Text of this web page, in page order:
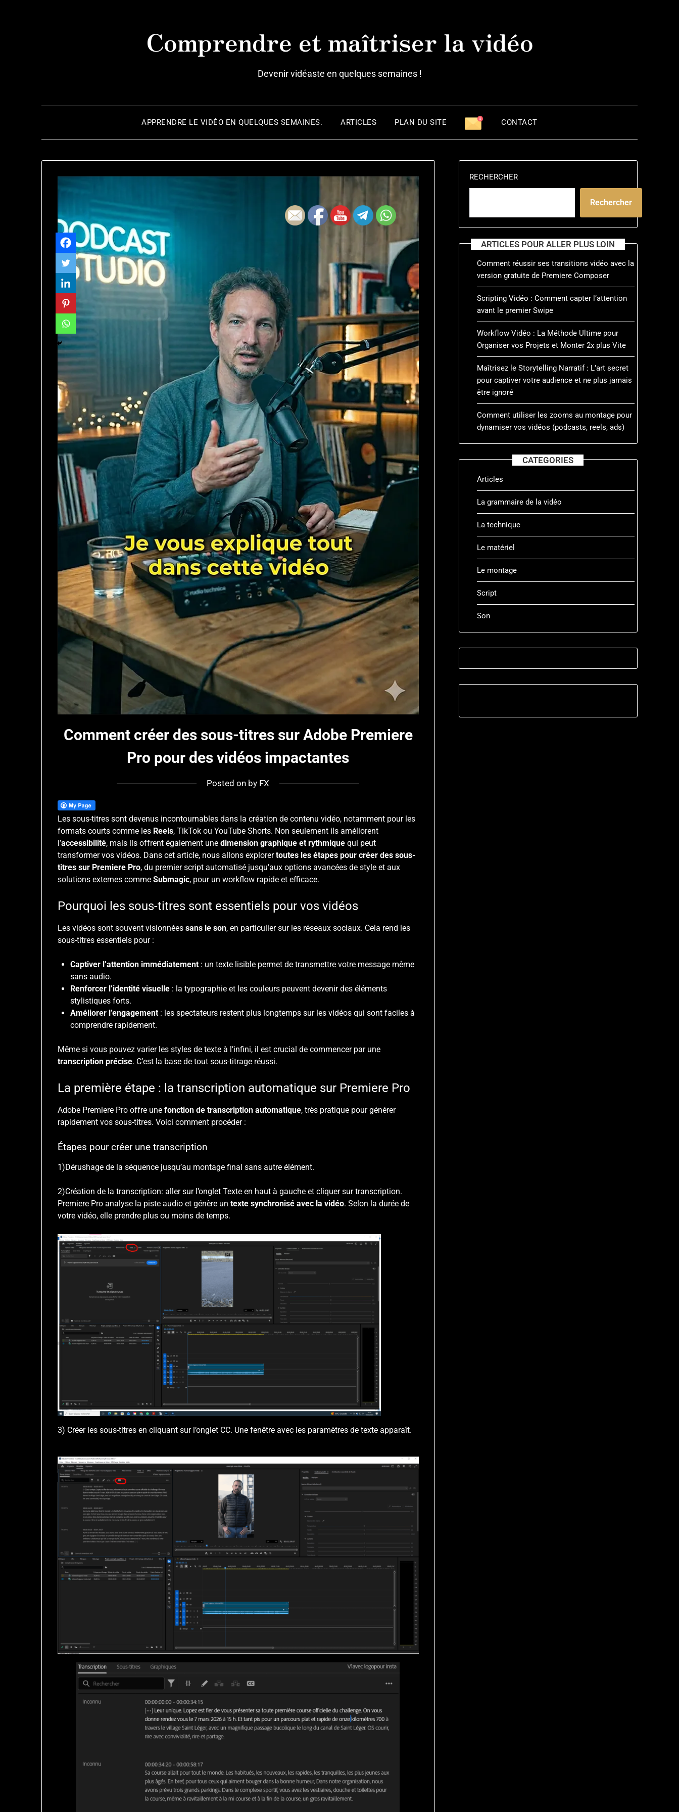
Comprendre et maîtriser la vidéo
Devenir vidéaste en quelques semaines !
APPRENDRE LE VIDÉO EN QUELQUES SEMAINES. ARTICLES PLAN DU SITE CONTACT
Comment créer des sous-titres sur Adobe Premiere
Pro pour des vidéos impactantes
Posted on by FX
Les sous-titres sont devenus incontournables dans la création de contenu vidéo, notamment pour les
formats courts comme les Reels, TikTok ou YouTube Shorts. Non seulement ils améliorent
l’accessibilité, mais ils offrent également unedimension graphique et rythmique qui peut
transformer vos vidéos. Dans cet article, nous allons explorertoutes les étapes pour créer des sous-
titres sur Premiere Pro, du premier script automatisé jusqu’aux options avancées de style et aux
solutions externes commeSubmagic, pour un workflow rapide et efficace.
Pourquoi les sous-titres sont essentiels pour vos vidéos
Les vidéos sont souvent visionnéessans le son, en particulier sur les réseaux sociaux. Cela rend les
sous-titres essentiels pour :
Captiver l’attention immédiatement: un texte lisible permet de transmettre votre message même
sans audio.
Renforcer l’identité visuelle : la typographie et les couleurs peuvent devenir des éléments
stylistiques forts.
Améliorer l’engagement: les spectateurs restent plus longtemps sur les vidéos qui sont faciles à
comprendre rapidement.
Même si vous pouvez varier les styles de texte à l’infini, il est crucial de commencer par une
transcription précise. C’est la base de tout sous-titrage réussi.
La première étape : la transcription automatique sur Premiere Pro
Adobe Premiere Pro offre unefonction de transcription automatique, très pratique pour générer
rapidement vos sous-titres. Voici comment procéder :
Étapes pour créer une transcription
1)Dérushage de la séquence jusqu’au montage final sans autre élément.
2)Création de la transcription: aller sur l’onglet Texte en haut à gauche et cliquer sur transcription.
Premiere Pro analyse la piste audio et génère untexte synchronisé avec la vidéo. Selon la durée de
votre vidéo, elle prendre plus ou moins de temps.
3) Créer les sous-titres en cliquant sur l’onglet CC. Une fenêtre avec les paramètres de texte apparaît.
RECHERCHER
Rechercher
ARTICLES POUR ALLER PLUS LOIN
Comment réussir ses transitions vidéo avec la
version gratuite de Premiere Composer
Scripting Vidéo : Comment capter l’attention
avant le premier Swipe
Workflow Vidéo : La Méthode Ultime pour
Organiser vos Projets et Monter 2x plus Vite
Maîtrisez le Storytelling Narratif : L’art secret
pour captiver votre audience et ne plus jamais
être ignoré
Comment utiliser les zooms au montage pour
dynamiser vos vidéos (podcasts, reels, ads)
CATEGORIES
Articles
La grammaire de la vidéo
La technique
Le matériel
Le montage
Script
Son